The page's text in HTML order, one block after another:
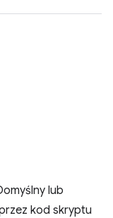
lub
kod skryptu